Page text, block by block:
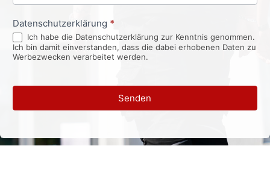
Datenschutzerklärung *
Ich habe die Datenschutzerklärung zur Kenntnis genommen.
Ich bin damit einverstanden, dass die dabei erhobenen Daten zu
Werbezwecken verarbeitet werden.
Senden